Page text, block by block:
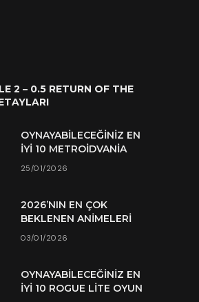
2 – 0.5 RETURN OF THE
OYNAYABILECEĞINIZ EN
İYI 10 METROIDVANIA
25/01/2026
2026’NIN EN ÇOK
BEKLENEN ANIMELERI
03/01/2026
OYNAYABILECEĞINIZ EN
İYI 10 ROGUE LITE OYUN